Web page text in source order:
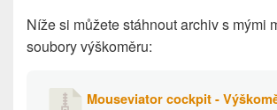
Níže si můžete stáhnout archiv s mými
soubory výškoměru:
Mouseviator cockpit -